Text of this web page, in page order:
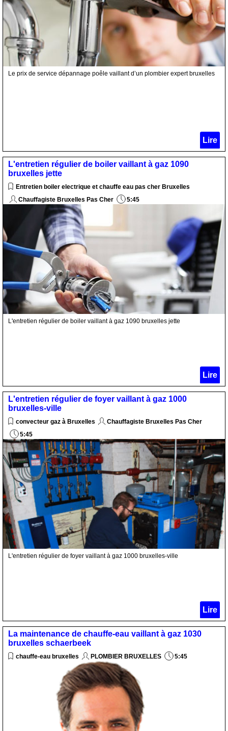
Le prix de service dépannage poêle vaillant d’un plombier expert bruxelles
Lire
L'entretien régulier de boiler vaillant à gaz 1090
bruxelles jette
Entretien boiler electrique et chauffe eau pas cher Bruxelles
Chauffagiste Bruxelles Pas Cher
5:45
L'entretien régulier de boiler vaillant à gaz 1090 bruxelles jette
Lire
L'entretien régulier de foyer vaillant à gaz 1000
bruxelles-ville
convecteur gaz à Bruxelles
Chauffagiste Bruxelles Pas Cher
5:45
L'entretien régulier de foyer vaillant à gaz 1000 bruxelles-ville
Lire
La maintenance de chauffe-eau vaillant à gaz 1030
bruxelles schaerbeek
chauffe-eau bruxelles PLOMBIER BRUXELLES 5:45